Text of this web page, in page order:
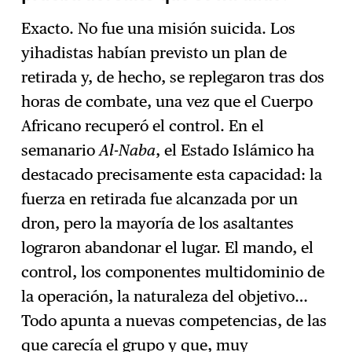
Exacto. No fue una misión suicida. Los
yihadistas habían previsto un plan de
retirada y, de hecho, se replegaron tras dos
horas de combate, una vez que el Cuerpo
Africano recuperó el control. En el
semanarioAl-Naba, el Estado Islámico ha
destacado precisamente esta capacidad: la
fuerza en retirada fue alcanzada por un
dron, pero la mayoría de los asaltantes
lograron abandonar el lugar. El mando, el
control, los componentes multidominio de
la operación, la naturaleza del objetivo…
Todo apunta a nuevas competencias, de las
que carecía el grupo y que, muy